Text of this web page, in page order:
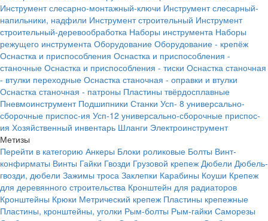
Инструмент слесарно-монтажный-ключи Инструмент слесарный-
напильники, надфили Инструмент строительный Инструмент
строительный-деревообработка Наборы инструмента Наборы
режущего инструмента Оборудование Оборудование - крепёж
Оснастка и приспособления Оснастка и приспособления -
станочные Оснастка и приспособления - тиски Оснастка станочная
- втулки переходные Оснастка станочная - оправки и втулки
Оснастка станочная - патроны Пластины твёрдосплавные
Пневмоинструмент Подшипники Станки Усп- 8 универсально-
сборочные приспос-ия Усп-12 универсально-сборочные приспос-
ия Хозяйственный инвентарь Шланги Электроинструмент
Метизы
Перейти в категорию Анкеры Блоки роликовые Болты Винт-
конфирматы Винты Гайки Гвозди Грузовой крепеж Дюбели Дюбель-
гвозди, дюбели Зажимы троса Заклепки Карабины Коуши Крепеж
для деревянного строительства Кронштейн для радиаторов
Кронштейны Крюки Метрический крепеж Пластины крепежные
Пластины, кронштейны, уголки Рым-болты Рым-гайки Саморезы